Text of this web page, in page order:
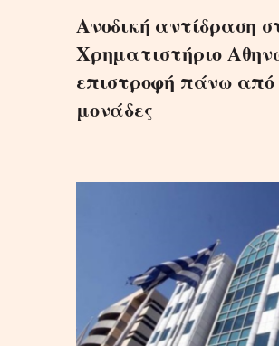
Ανοδική αντίδραση
Χρηματιστήριο
επιστροφή πάνω από
μονάδες